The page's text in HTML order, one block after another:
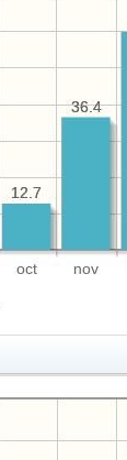
oct nov
36.4
12.7
36.4
12.7